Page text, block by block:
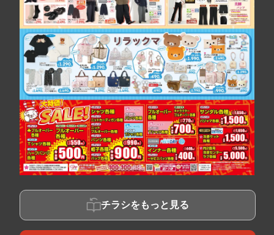
チラシをもっと見る